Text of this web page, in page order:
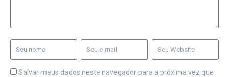
Salvar meus dados neste navegador para a próxima vez que